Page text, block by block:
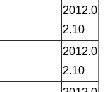
2012.0
2.10
2012.0
2.10